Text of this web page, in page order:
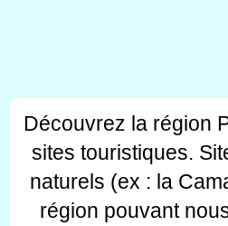
Découvrez la région
sites touristiques.
naturels (ex : la
région pouvant